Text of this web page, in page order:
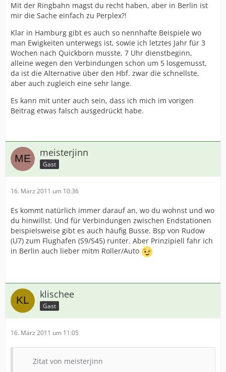
Mit der Ringbahn magst du recht haben, aber in Berlin ist
mir die Sache einfach zu Perplex?!
Klar in Hamburg gibt es auch so nennhafte Beispiele wo
man Ewigkeiten unterwegs ist, sowie ich letztes Jahr für 3
Wochen nach Quickborn musste, 7 Uhr dienstbeginn,
alleine wegen den Verbindungen schon um 5 losgemusst,
da ist die Alternative über den Hbf. zwar die schnellste,
aber auch zugleich eine sehr lange.
Es kann mit unter auch sein, dass ich mich im vorigen
Beitrag etwas falsch ausgedrückt habe.
meisterjinn
Gast
16. März 2011 um 10:36
Es kommt natürlich immer darauf an, wo du wohnst und wo
du hinwillst. Und für Verbindungen zwischen Endstationen
beispielsweise gibt es auch häufig Busse. Bsp von Rudow
(U7) zum Flughafen (S9/S45) runter. Aber Prinzipiell fahr ich
in Berlin auch lieber mitm Roller/Auto
klischee
Gast
16. März 2011 um 11:05
Zitat von meisterjinn